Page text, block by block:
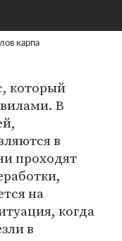
карпа
который
В
в
проходят
на
когда
в